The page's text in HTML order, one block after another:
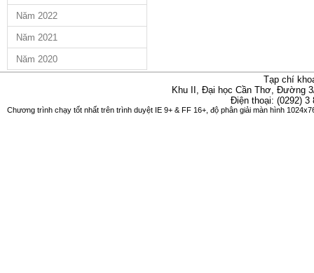
Năm 2022
Năm 2021
Năm 2020
Tạp chí
Khu II, Đại học Cần Thơ, Đường
Điện thoại: (0292)
Chương trình chạy tốt nhất trên trình duyệt IE 9+ & FF 16+, độ phân giải màn hình